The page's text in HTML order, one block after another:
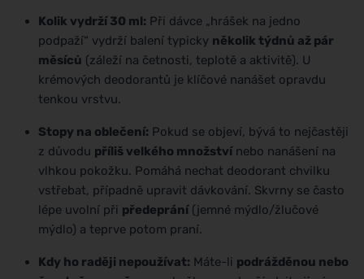
Kolik vydrží 30 ml: Při dávce „hrášek na jedno
podpaží“ vydrží balení typicky několik týdnů až pár
měsíců (záleží na četnosti, teplotě a aktivitě). U
krémových deodorantů je klíčové nanášet opravdu
tenkou vrstvu.
Stopy na oblečení: Pokud se objeví, bývá to nejčastěji
z důvodu příliš velkého množstvínebo nanášení na
vlhkou pokožku. Pomáhá nechat deodorant chvilku
vstřebat, případně upravit dávkování. Skvrny se často
lépe uvolní při předeprání(jemné mýdlo/žlučové
mýdlo) a teprve potom praní.
Kdy ho raději nepoužívat: Máte-li podrážděnou nebo